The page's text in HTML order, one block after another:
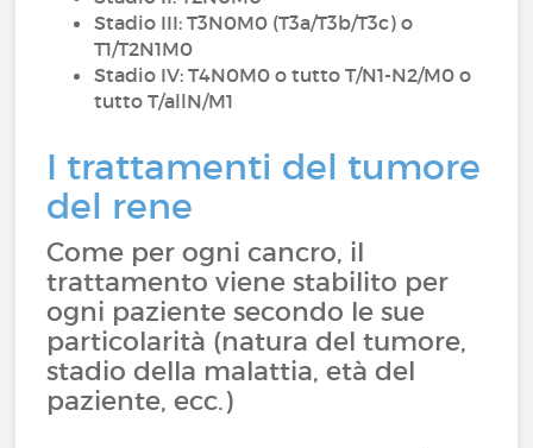
Stadio III: T3N0M0 (T3a/T3b/T3c) o
T1/T2N1M0
Stadio IV: T4N0M0 o tutto T/N1-N2/M0 o
tutto T/allN/M1
I trattamenti del tumore
del rene
Come per ogni cancro, il
trattamento viene stabilito per
ogni paziente secondo le sue
particolarità (natura del tumore,
stadio della malattia, età del
paziente, ecc.)